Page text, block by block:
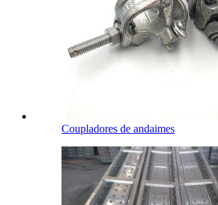
Coupladores de andaimes